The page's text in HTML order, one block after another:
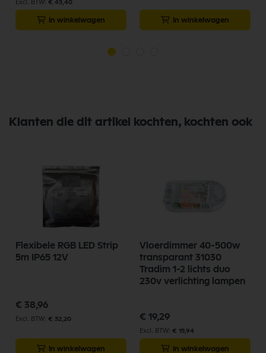
€ 43,40
In winkelwagen In winkelwagen
Klanten die dit artikel kochten, kochten ook
Flexibele RGB LED Strip
5m IP65 12V
€ 38,96
€ 32,20
In winkelwagen
Vloerdimmer 40-500w
transparant 31030
Tradim 1-2 lichts duo
230v verlichting lampen
€ 19,29
€ 15,94
In winkelwagen